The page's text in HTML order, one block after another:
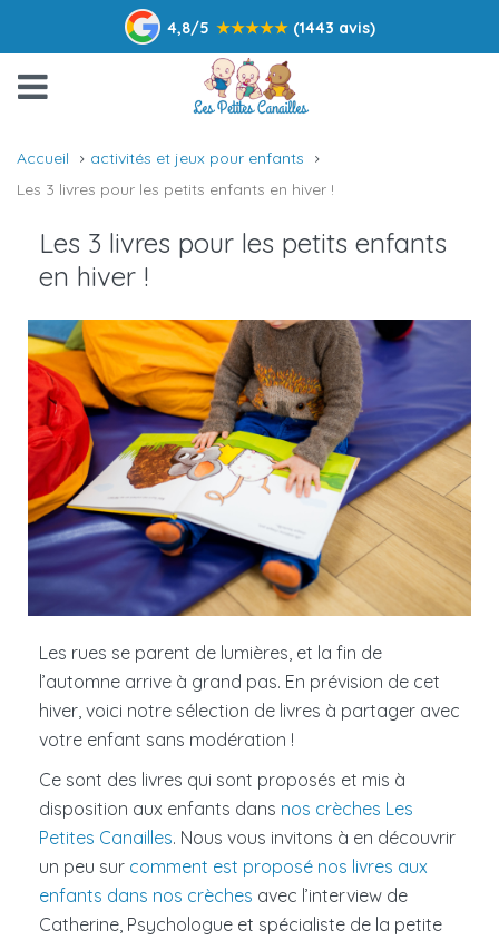
4,8/5 ★★★★★ (1443 avis)
Accueil
activités et jeux pour enfants
Les 3 livres pour les petits enfants en hiver !
Les 3 livres pour les petits enfants
en hiver !
Les rues se parent de lumières, et la fin de
l’automne arrive à grand pas. En prévision de cet
hiver, voici notre sélection de livres à partager avec
votre enfant sans modération !
Ce sont des livres qui sont proposés et mis à
disposition aux enfants dans nos crèches Les
Petites Canailles. Nous vous invitons à en découvrir
un peu sur comment est proposé nos livres aux
enfants dans nos crèches avec l’interview de
Catherine, Psychologue et spécialiste de la petite